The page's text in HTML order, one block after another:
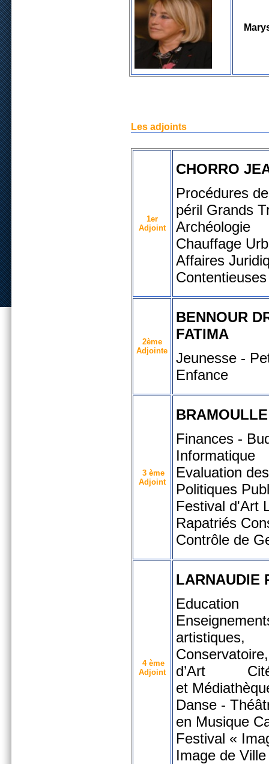
Les adjoints
1er
Adjoint
CHORRO
Procédures de
péril Grands
Archéologie
Chauffage
Affaires
Contentieuses
2ème
Adjointe
BENNOUR
FATIMA
Jeunesse -
Enfance
3 ème
Adjoint
Finances -
Informatique
Evaluation des
Politiques
Festival d'Art
Rapatriés
Contrôle de
4 ème
Adjoint
LARNAUDIE
Education
artistiques,
d’Art
et
Danse -
en Musique
Festival «
Image de